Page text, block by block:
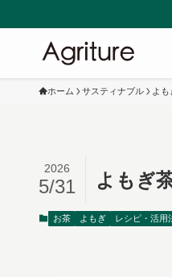
ホーム サスティナブル よも
よもぎ
2026
5/31
お茶 よもぎ レシピ・活用